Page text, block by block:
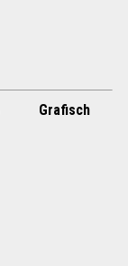
Grafisch